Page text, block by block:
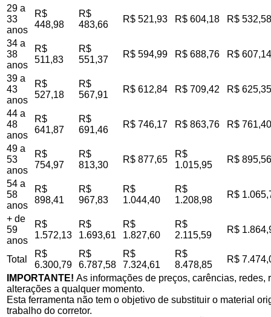
29 a
33
anos
R$
448,98
R$
483,66
R$ 521,93 R$ 604,18 R$ 532,58
34 a
38
anos
R$
511,83
R$
551,37
R$ 594,99 R$ 688,76 R$ 607,14
39 a
43
anos
R$
527,18
R$
567,91
R$ 612,84 R$ 709,42 R$ 625,35
44 a
48
anos
R$
641,87
R$
691,46
R$ 746,17 R$ 863,76 R$ 761,40
49 a
53
anos
R$
754,97
R$
813,30
R$ 877,65
R$
1.015,95
R$ 895,56
54 a
58
anos
R$
898,41
R$
967,83
R$
1.044,40
R$
1.208,98
R$
+ de
59
anos
R$
1.572,13
R$
1.693,61
R$
1.827,60
R$
2.115,59
R$
Total
R$
6.300,79
R$
6.787,58
R$
7.324,61
R$
8.478,85
R$
IMPORTANTE! As informações de preços, carências,
alterações a qualquer momento.
Esta ferramenta não tem o objetivo de substituir o material
trabalho do corretor.